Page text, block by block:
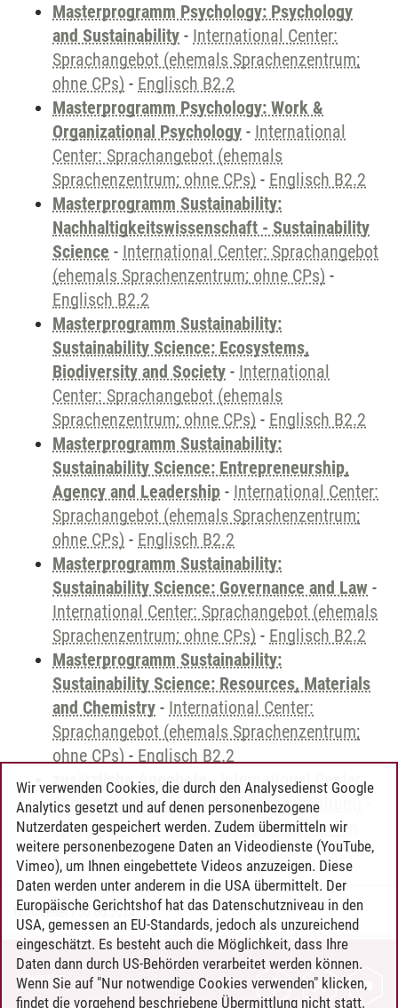
Masterprogramm Psychology: Psychology
and Sustainability - International Center:
Sprachangebot (ehemals Sprachenzentrum;
ohne CPs) - Englisch B2.2
Masterprogramm Psychology: Work &
Organizational Psychology - International
Center: Sprachangebot (ehemals
Sprachenzentrum; ohne CPs) - Englisch B2.2
Masterprogramm Sustainability:
Nachhaltigkeitswissenschaft - Sustainability
Science - International Center: Sprachangebot
(ehemals Sprachenzentrum; ohne CPs) -
Englisch B2.2
Masterprogramm Sustainability:
Sustainability Science: Ecosystems,
Biodiversity and Society - International
Center: Sprachangebot (ehemals
Sprachenzentrum; ohne CPs) - Englisch B2.2
Masterprogramm Sustainability:
Sustainability Science: Entrepreneurship,
Agency and Leadership - International Center:
Sprachangebot (ehemals Sprachenzentrum;
ohne CPs) - Englisch B2.2
Masterprogramm Sustainability:
Sustainability Science: Governance and Law -
International Center: Sprachangebot (ehemals
Sprachenzentrum; ohne CPs) - Englisch B2.2
Masterprogramm Sustainability:
Sustainability Science: Resources, Materials
and Chemistry - International Center:
Sprachangebot (ehemals Sprachenzentrum;
ohne CPs) - Englisch B2.2
zusätzliche Angebote- International Center:
Sprachangebot (ehemals Sprachenzentrum)
Sprachangebot und Sonderveranstaltungen
Timo Leder/30.06.2024
KONTAKT
Wir verwenden Cookies, die durch den Analysedienst Google
Analytics gesetzt und auf denen personenbezogene
Nutzerdaten gespeichert werden. Zudem übermitteln wir
weitere personenbezogene Daten an Videodienste (YouTube,
Vimeo), um Ihnen eingebettete Videos anzuzeigen. Diese
Daten werden unter anderem in die USA übermittelt. Der
Europäische Gerichtshof hat das Datenschutzniveau in den
USA, gemessen an EU-Standards, jedoch als unzureichend
eingeschätzt. Es besteht auch die Möglichkeit, dass Ihre
Daten dann durch US-Behörden verarbeitet werden können.
Wenn Sie auf "Nur notwendige Cookies verwenden" klicken,
findet die vorgehend beschriebene Übermittlung nicht statt.